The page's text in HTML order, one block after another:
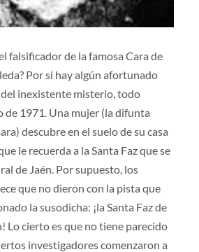
falsificador de la famosa Cara de
Por si hay algún afortunado
inexistente misterio, todo
de 1971. Una mujer (la difunta
descubre en el suelo de su casa
le recuerda a la Santa Faz que se
de Jaén. Por supuesto, los
que no dieron con la pista que
la susodicha: ¡la Santa Faz de
Lo cierto es que no tiene parecido
investigadores comenzaron a